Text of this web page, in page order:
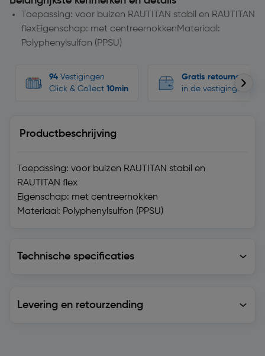
Toepassing: voor buizen RAUTITAN stabil en RAUTITAN
flexEigenschap: met centreernokkenMateriaal:
Polyphenylsulfon (PPSU)
94 Vestigingen
Click & Collect 10min
Gratis retourneren
in de vestigingen
Productbeschrijving
Toepassing: voor buizen RAUTITAN stabil en
RAUTITAN flex
Eigenschap: met centreernokken
Materiaal: Polyphenylsulfon (PPSU)
Technische specificaties
Levering en retourzending